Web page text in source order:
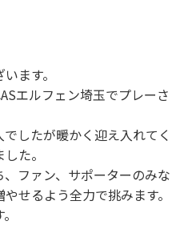
ます。
エルフェン埼玉でプレーさ
したが暖かく迎え入れてく
た。
ファン、サポーターのみな
せるよう全力で挑みます。